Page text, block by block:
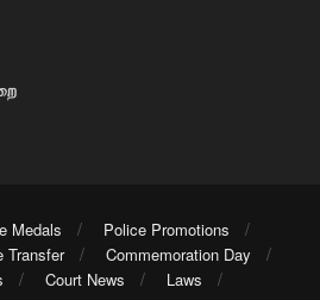
Medals
Police Promotions
Transfer
Commemoration Day
Court News
Laws